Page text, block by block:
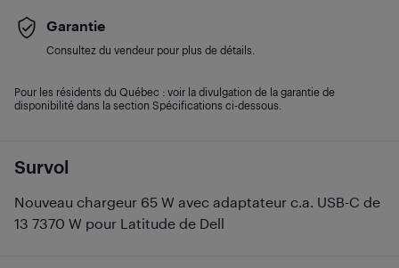
Survol
Nouveau chargeur 65 W avec adaptateur c.a. USB-C de
13 7370 W pour Latitude de Dell
Garantie
Consultez du vendeur pour plus de détails.
Pour les résidents du Québec : voir la divulgation de la garantie de
disponibilité dans la section Spécifications ci-dessous.